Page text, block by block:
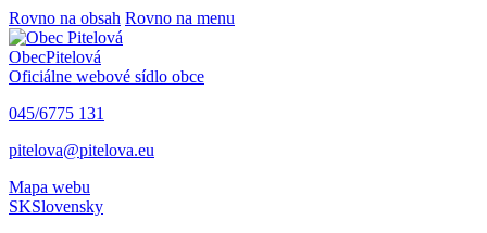
Rovno na obsah Rovno na menu
ObecPitelová
Oficiálne webové sídlo obce
045/6775 131
pitelova@pitelova.eu
Mapa webu
SKSlovensky